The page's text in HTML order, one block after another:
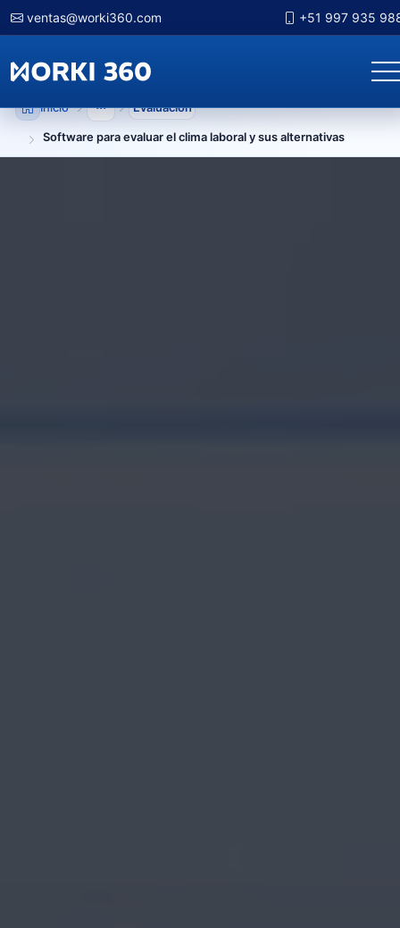
ventas@worki360.com +51 997 935
Inicio Mostrar niveles anteriores
Evaluacion
Software para evaluar el clima laboral y sus alternativas